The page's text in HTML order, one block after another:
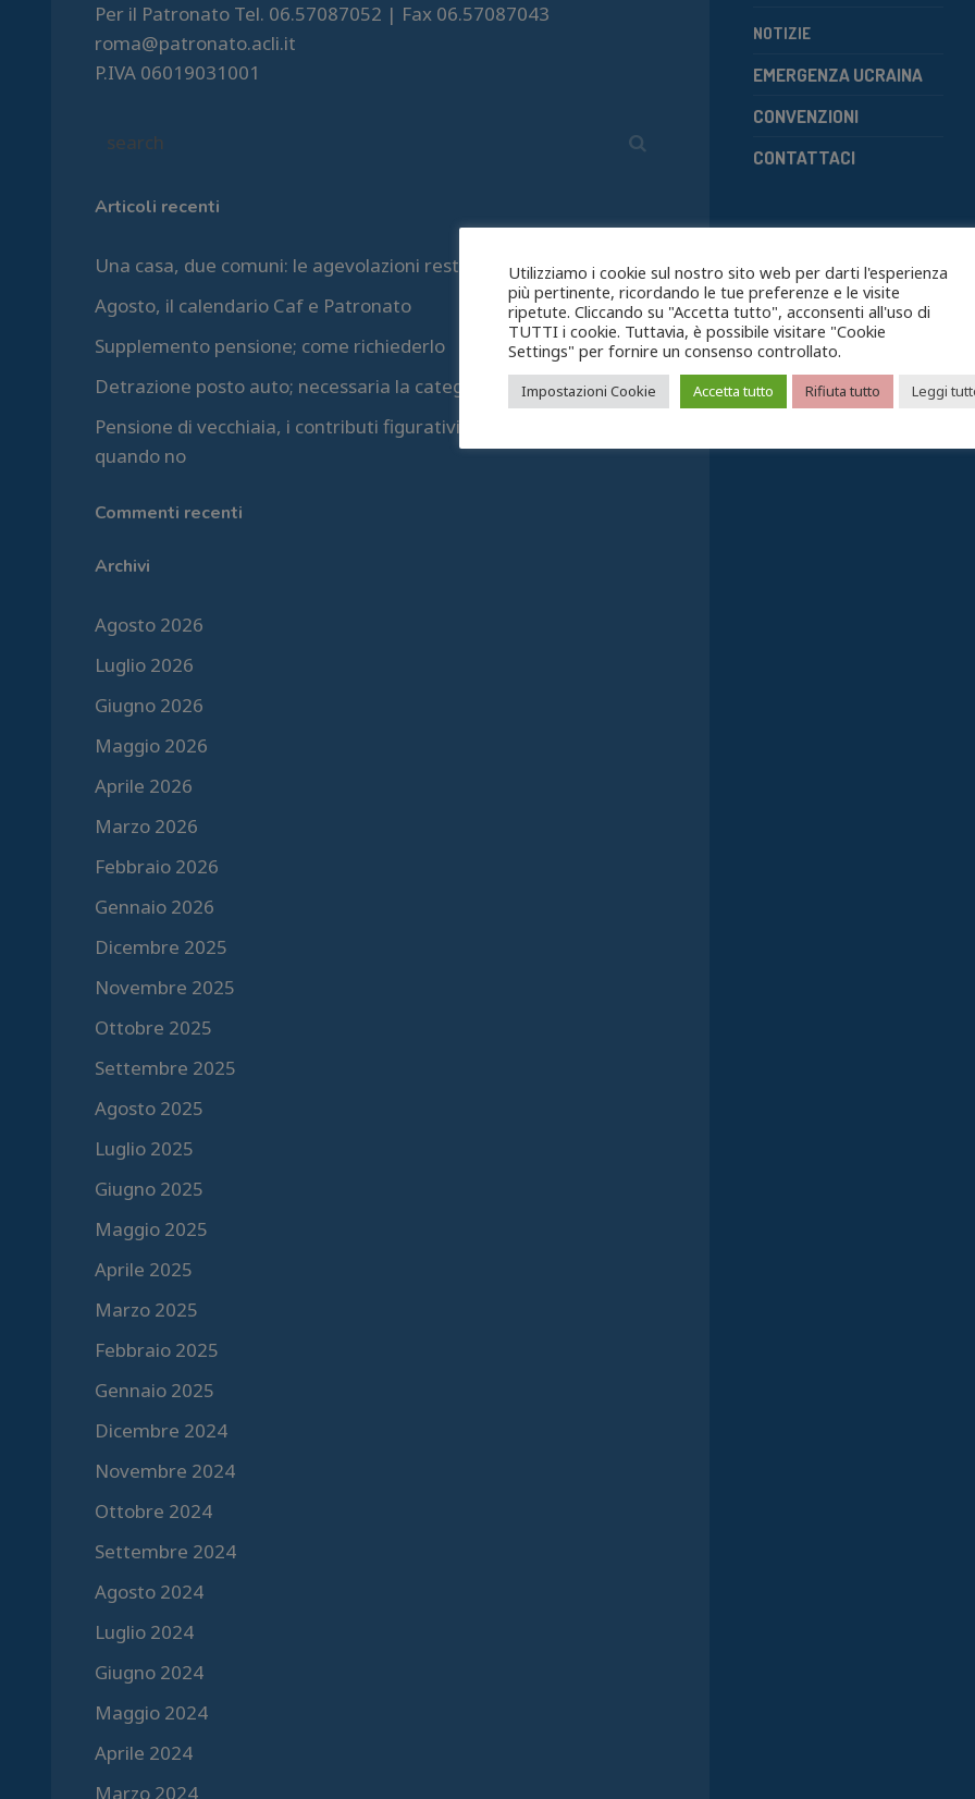
Per il Patronato Tel. 06.57087052 | Fax 06.57087043
roma@patronato.acli.it
P.IVA 06019031001
Articoli recenti
Una casa, due comuni: le agevolazioni restano
Agosto, il calendario Caf e Patronato
Supplemento pensione; come richiederlo
Detrazione posto auto; necessaria la categoria C/6
Pensione di vecchiaia, i contributi figurativi quando valgono e
quando no
Commenti recenti
Archivi
Agosto 2026
Luglio 2026
Giugno 2026
Maggio 2026
Aprile 2026
Marzo 2026
Febbraio 2026
Gennaio 2026
Dicembre 2025
Novembre 2025
Ottobre 2025
Settembre 2025
Agosto 2025
Luglio 2025
Giugno 2025
Maggio 2025
Aprile 2025
Marzo 2025
Febbraio 2025
Gennaio 2025
Dicembre 2024
Novembre 2024
Ottobre 2024
Settembre 2024
Agosto 2024
Luglio 2024
Giugno 2024
Maggio 2024
Aprile 2024
Marzo 2024
NOTIZIE
EMERGENZA UCRAINA
CONVENZIONI
CONTATTACI
Utilizziamo i cookie sul nostro sito web per darti l'esperienza
più pertinente, ricordando le tue preferenze e le visite
ripetute. Cliccando su "Accetta tutto", acconsenti all'uso di
TUTTI i cookie. Tuttavia, è possibile visitare "Cookie
Settings" per fornire un consenso controllato.
Impostazioni Cookie Accetta tutto Rifiuta tutto Leggi